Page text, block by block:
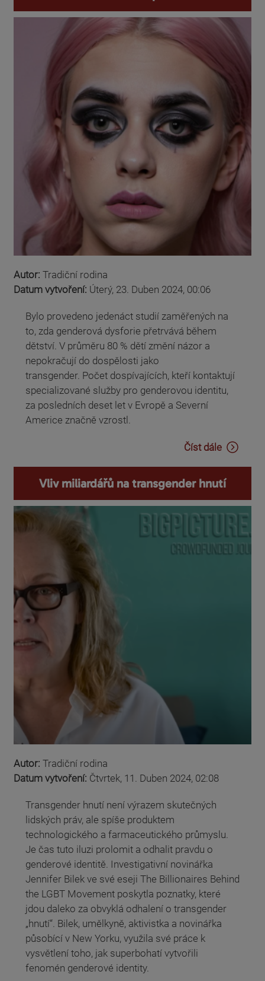
Autor: Tradiční rodina
Datum vytvoření: Úterý, 23. Duben 2024, 00:06
Bylo provedeno jedenáct studií zaměřených na
to, zda genderová dysforie přetrvává během
dětství. V průměru 80 % dětí změní názor a
nepokračují do dospělosti jako
transgender. Počet dospívajících, kteří kontaktují
specializované služby pro genderovou identitu,
za posledních deset let v Evropě a Severní
Americe značně vzrostl.
Číst dále
Vliv miliardářů na transgender hnutí
Autor: Tradiční rodina
Datum vytvoření: Čtvrtek, 11. Duben 2024, 02:08
Transgender hnutí není výrazem skutečných
lidských práv, ale spíše produktem
technologického a farmaceutického průmyslu.
Je čas tuto iluzi prolomit a odhalit pravdu o
genderové identitě. Investigativní novinářka
Jennifer Bilek ve své eseji The Billionaires Behind
the LGBT Movement poskytla poznatky, které
jdou daleko za obvyklá odhalení o transgender
„hnutí“. Bilek, umělkyně, aktivistka a novinářka
působící v New Yorku, využila své práce k
vysvětlení toho, jak superbohatí vytvořili
fenomén genderové identity.